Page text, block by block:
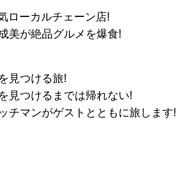
ローカルチェーン店!
美が絶品グルメを爆食!
見つける旅!
見つけるまでは帰れない!
チマンがゲストとともに旅します!